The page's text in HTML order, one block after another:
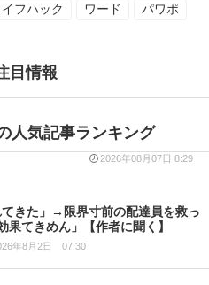
フハック ワード パワポ
目情報
人気記事ランキング
2026年08月07日 8:29
きた」→限界寸前の配達員を救っ
果てきめん」【作者に聞く】
年8月2日 07:30